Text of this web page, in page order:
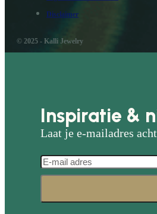
Disclaimer
© 2025 - Kalli Jewelry
Inspiratie &
Laat je e-mailadres